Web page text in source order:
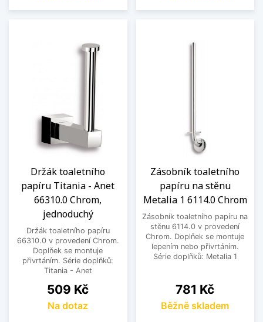
Držák toaletního
papíru Titania - Anet
66310.0 Chrom,
jednoduchý
Držák toaletního papíru
66310.0 v provedení Chrom.
Doplňek se montuje
přivrtáním. Série doplňků:
Titania - Anet
Cena
509 Kč
Na dotaz
Zásobník toaletního
papíru na stěnu
Metalia 1 6114.0 Chrom
Zásobník toaletního papíru na
stěnu 6114.0 v provedení
Chrom. Doplňek se montuje
lepením nebo přivrtáním.
Série doplňků: Metalia 1
Cena
781 Kč
Běžně skladem